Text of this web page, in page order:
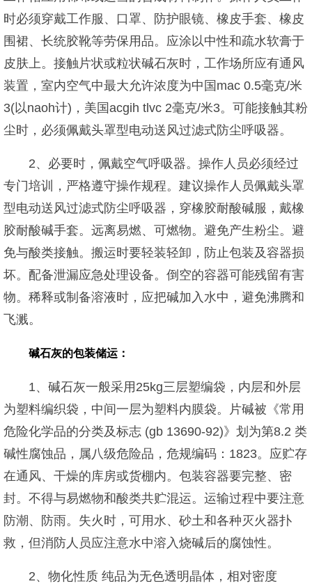
时必须穿戴工作服、口罩、防护眼镜、橡皮手套、橡皮
围裙、长统胶靴等劳保用品。应涂以中性和疏水软膏于
皮肤上。接触片状或粒状碱石灰时，工作场所应有通风
装置，室内空气中最大允许浓度为中国mac 0.5毫克/米
3(以naoh计)，美国acgih tlvc 2毫克/米3。可能接触其粉
尘时，必须佩戴头罩型电动送风过滤式防尘呼吸器。
2、必要时，佩戴空气呼吸器。操作人员必须经过
专门培训，严格遵守操作规程。建议操作人员佩戴头罩
型电动送风过滤式防尘呼吸器，穿橡胶耐酸碱服，戴橡
胶耐酸碱手套。远离易燃、可燃物。避免产生粉尘。避
免与酸类接触。搬运时要轻装轻卸，防止包装及容器损
坏。配备泄漏应急处理设备。倒空的容器可能残留有害
物。稀释或制备溶液时，应把碱加入水中，避免沸腾和
飞溅。
碱石灰的包装储运：
1、碱石灰一般采用25kg三层塑编袋，内层和外层
为塑料编织袋，中间一层为塑料内膜袋。片碱被《常用
危险化学品的分类及标志 (gb 13690-92)》划为第8.2 类
碱性腐蚀品，属八级危险品，危规编码：1823。应贮存
在通风、干燥的库房或货棚内。包装容器要完整、密
封。不得与易燃物和酸类共贮混运。运输过程中要注意
防潮、防雨。失火时，可用水、砂土和各种灭火器扑
救，但消防人员应注意水中溶入烧碱后的腐蚀性。
2、物化性质 纯品为无色透明晶体，相对密度